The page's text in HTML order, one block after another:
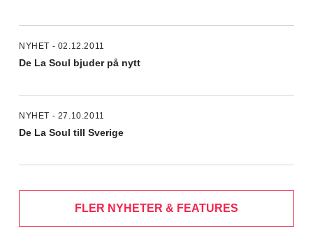
NYHET - 02.12.2011
De La Soul bjuder på nytt
NYHET - 27.10.2011
De La Soul till Sverige
FLER NYHETER & FEATURES